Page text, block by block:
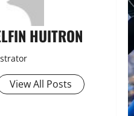
HUITRON
View All Posts